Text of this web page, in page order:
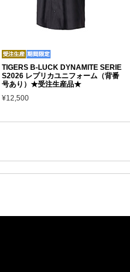
TIGERS B-LUCK DYNAMITE SERIE
S2026 レプリカユニフォーム（背番
号あり）★受注生産品★
¥12,500